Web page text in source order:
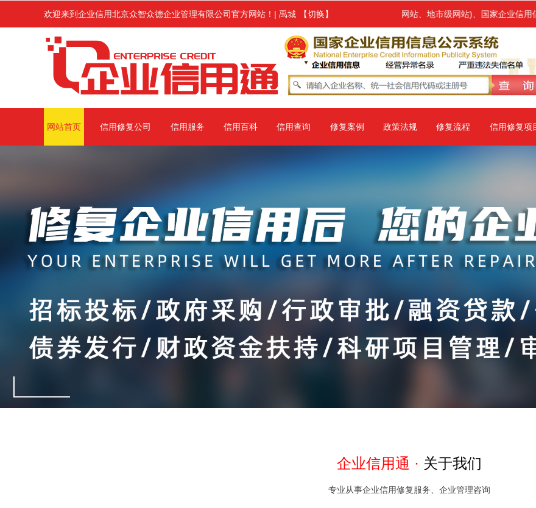
欢迎来到企业信用北京众智众德企业管理有限公司官方网站！ | 禹城 【切换】
处罚的各类企业进行企业信用修复服务,修复范围涉及信用中国、信用地方(主要指省级网站、地市级网站)、国家企业信用信息公示系
网站首页 信用修复公司 信用服务 信用百科 信用查询 修复案例 政策法规 修复流程 信用修复项
企业信用通 · 关于我们